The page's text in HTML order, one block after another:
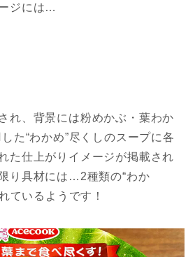
ジには…
れ、背景には粉めかぶ・葉わか
た“わかめ”尽くしのスープに各
た仕上がりイメージが掲載され
り具材には…2種類の“わか
ているようです！